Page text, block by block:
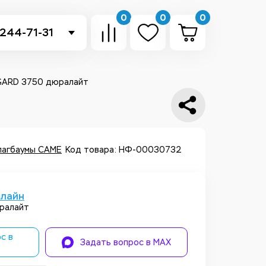
71-31
Telegram
Whatsapp
звонок
0 0 0
3750 дюралайт
CAME Код товара: НФ-00030732
в
Задать вопрос в MAX